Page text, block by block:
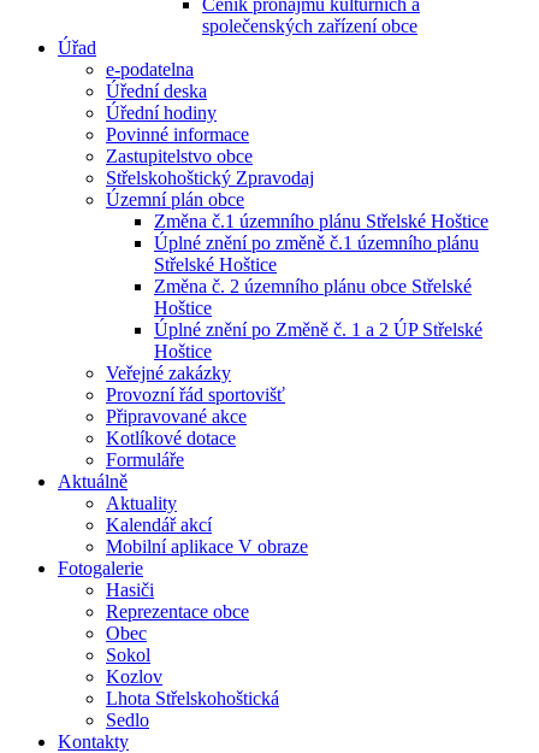
Ceník pronájmu kulturních a
společenských zařízení obce
Úřad
e-podatelna
Úřední deska
Úřední hodiny
Povinné informace
Zastupitelstvo obce
Střelskohoštický Zpravodaj
Územní plán obce
Změna č.1 územního plánu Střelské Hoštice
Úplné znění po změně č.1 územního plánu
Střelské Hoštice
Změna č. 2 územního plánu obce Střelské
Hoštice
Úplné znění po Změně č. 1 a 2 ÚP Střelské
Hoštice
Veřejné zakázky
Provozní řád sportovišť
Připravované akce
Kotlíkové dotace
Formuláře
Aktuálně
Aktuality
Kalendář akcí
Mobilní aplikace V obraze
Fotogalerie
Hasiči
Reprezentace obce
Obec
Sokol
Kozlov
Lhota Střelskohoštická
Sedlo
Kontakty